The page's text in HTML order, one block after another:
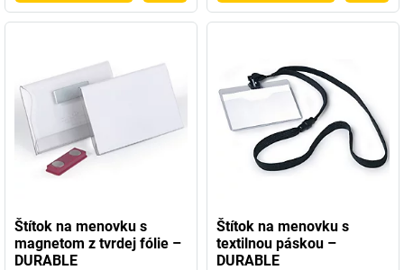
Štítok na menovku s
magnetom z tvrdej fólie –
DURABLE
Štítok na menovku s
textilnou páskou –
DURABLE